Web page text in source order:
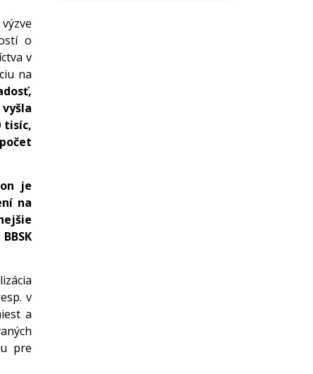
o
v
na
tisíc,
je
na
v
a
pre